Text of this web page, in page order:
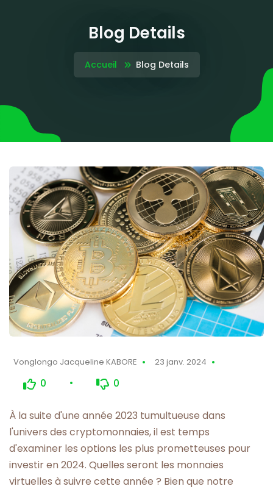
Blog Details
Accueil Blog Details
Vonglongo Jacqueline KABORE 23 janv. 2024
0 0
À la suite d'une année 2023 tumultueuse dans
l'univers des cryptomonnaies, il est temps
d'examiner les options les plus prometteuses pour
investir en 2024. Quelles seront les monnaies
virtuelles à suivre cette année ? Bien que notre